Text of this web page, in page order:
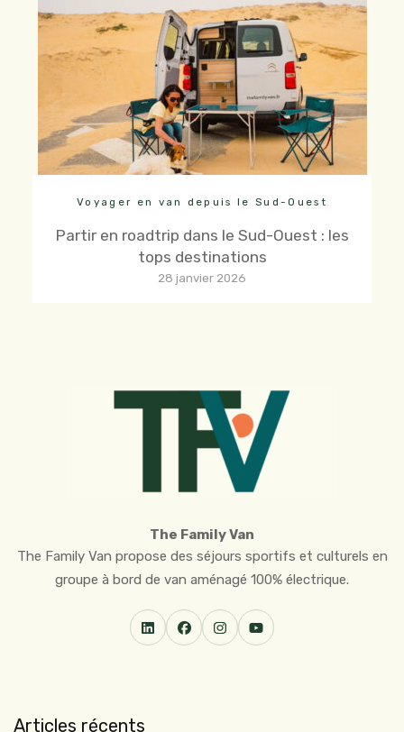
Voyager en van depuis le Sud-Ouest
Partir en roadtrip dans le Sud-Ouest : les
tops destinations
28 janvier 2026
The Family Van
The Family Van propose des séjours sportifs et culturels en
groupe à bord de van aménagé 100% électrique.
Articles récents